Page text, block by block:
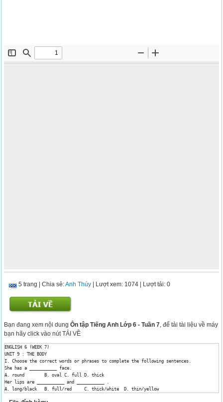
5 trang |Chia sẻ:Anh Thúy | Lượt xem: 1074 | Lượt tải: 0
Bạn đang xem nội dungÔn tập Tiếng Anh Lớp 6 - Tuần 7 , để tải tài liệu về máy
bạn hãy click vào nút TẢI VỀ
ENGLISH 6 (WEEK 7)
UNIT 9 : THE BODY
I. Choose the correct words or phrases to complete the following sentences.
She has a ___________ face.
A. round	B. oval	C. full	D. thick
Her lips are ___________ and ___________ .
A. long/black	B. full/red	C. thick/white	D. thin/yellow